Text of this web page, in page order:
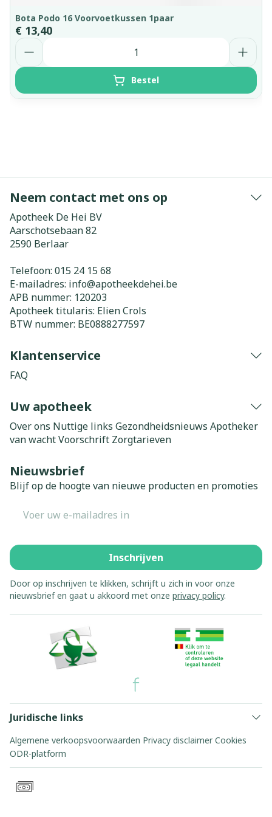
Bota Podo 16 Voorvoetkussen 1paar
€ 13,40
Aantal
Bestel
Neem contact met ons op
Apotheek De Hei BV
Aarschotsebaan 82
2590 Berlaar
Telefoon: 015 24 15 68
E-mailadres: info@apotheekdehei.be
APB nummer: 120203
Apotheek titularis: Elien Crols
BTW nummer: BE0888277597
Klantenservice
FAQ
Uw apotheek
Over ons Nuttige links Gezondheidsnieuws Apotheker
van wachtVoorschrift Zorgtarieven
Nieuwsbrief
Blijf op de hoogte van nieuwe producten en promoties
Inschrijven
Door op inschrijven te klikken, schrijft u zich in voor onze
nieuwsbrief en gaat u akkoord met onze privacy policy.
Juridische links
Algemene verkoopsvoorwaarden Privacy disclaimer Cookies
ODR-platform